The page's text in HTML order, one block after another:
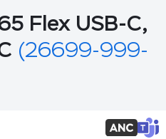
Flex USB-C,
(26699-999-